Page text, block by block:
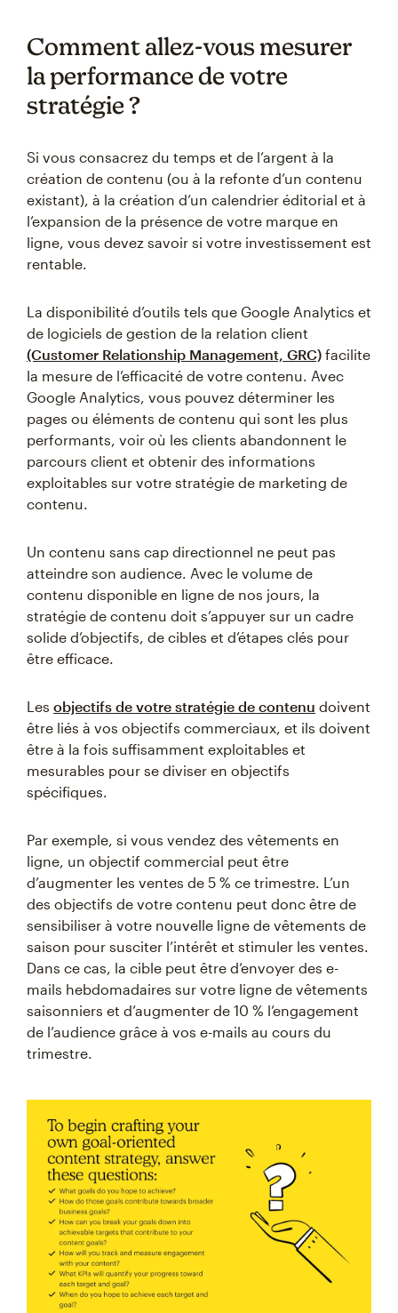
Comment allez-vous mesurer
la performance de votre
stratégie ?
Si vous consacrez du temps et de l’argent à la
création de contenu (ou à la refonte d’un contenu
existant), à la création d’un calendrier éditorial et à
l’expansion de la présence de votre marque en
ligne, vous devez savoir si votre investissement est
rentable.
La disponibilité d’outils tels que Google Analytics et
de logiciels de gestion de la relation client
(Customer Relationship Management, GRC) facilite
la mesure de l’efficacité de votre contenu. Avec
Google Analytics, vous pouvez déterminer les
pages ou éléments de contenu qui sont les plus
performants, voir où les clients abandonnent le
parcours client et obtenir des informations
exploitables sur votre stratégie de marketing de
contenu.
Un contenu sans cap directionnel ne peut pas
atteindre son audience. Avec le volume de
contenu disponible en ligne de nos jours, la
stratégie de contenu doit s’appuyer sur un cadre
solide d’objectifs, de cibles et d’étapes clés pour
être efficace.
Les objectifs de votre stratégie de contenu doivent
être liés à vos objectifs commerciaux, et ils doivent
être à la fois suffisamment exploitables et
mesurables pour se diviser en objectifs
spécifiques.
Par exemple, si vous vendez des vêtements en
ligne, un objectif commercial peut être
d’augmenter les ventes de 5 % ce trimestre. L’un
des objectifs de votre contenu peut donc être de
sensibiliser à votre nouvelle ligne de vêtements de
saison pour susciter l’intérêt et stimuler les ventes.
Dans ce cas, la cible peut être d’envoyer des e-
mails hebdomadaires sur votre ligne de vêtements
saisonniers et d’augmenter de 10 % l’engagement
de l’audience grâce à vos e-mails au cours du
trimestre.